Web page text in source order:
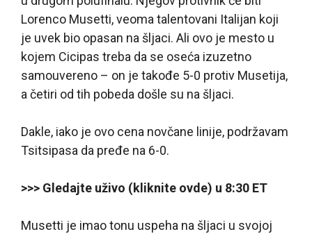
Lorenco Musetti, veoma talentovani Italijan koji
je uvek bio opasan na šljaci. Ali ovo je mesto u
kojem Cicipas treba da se oseća izuzetno
samouvereno – on je takođe 5-0 protiv Musetija,
a četiri od tih pobeda došle su na šljaci.
Dakle, iako je ovo cena novčane linije, podržavam
Tsitsipasa da pređe na 6-0.
>>> Gledajte uživo (kliknite ovde) u 8:30 ET
Musetti je imao tonu uspeha na šljaci u svojoj